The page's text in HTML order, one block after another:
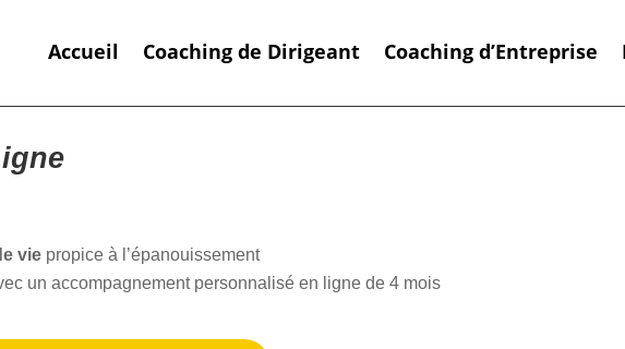
Accueil Coaching de Dirigeant Coaching d’Entreprise
vie propice à l’épanouissement
un accompagnement personnalisé en ligne de 4 mois